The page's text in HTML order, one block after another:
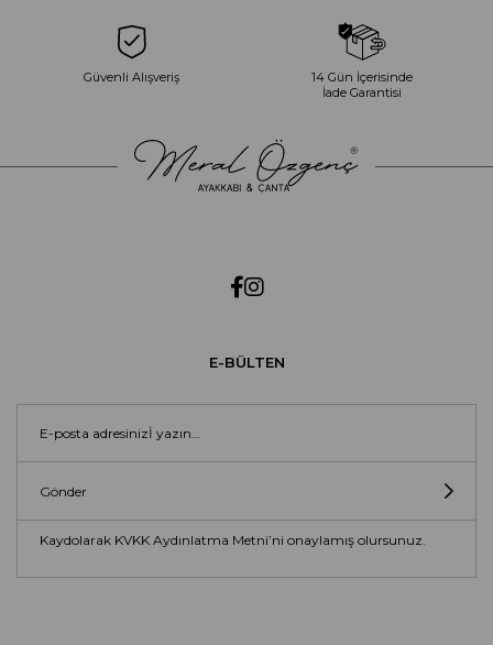
Güvenli Alışveriş
14 Gün İçerisinde
İade Garantisi
E-BÜLTEN
Gönder
Kaydolarak KVKK Aydınlatma Metni’ni onaylamış olursunuz.